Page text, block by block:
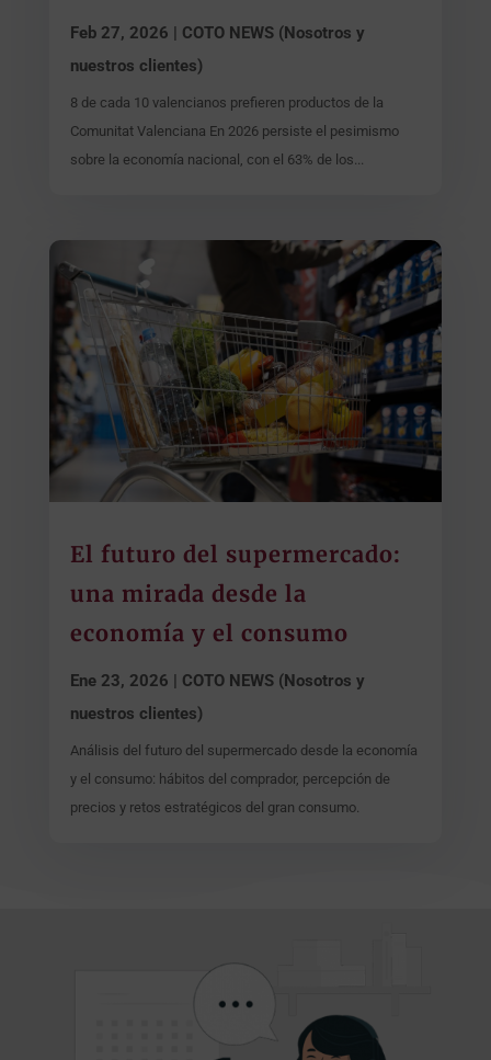
Feb 27, 2026 | COTO NEWS (Nosotros y
nuestros clientes)
8 de cada 10 valencianos prefieren productos de la
Comunitat Valenciana En 2026 persiste el pesimismo
sobre la economía nacional, con el 63% de los...
El futuro del supermercado:
una mirada desde la
economía y el consumo
Ene 23, 2026
COTO NEWS (Nosotros y
nuestros clientes)
Análisis del futuro del supermercado desde la economía
y el consumo: hábitos del comprador, percepción de
precios y retos estratégicos del gran consumo.